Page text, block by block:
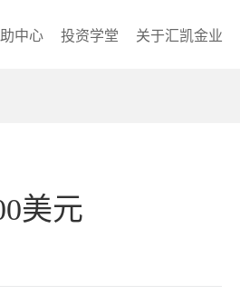
中心 投资学堂 关于汇凯金业
美元